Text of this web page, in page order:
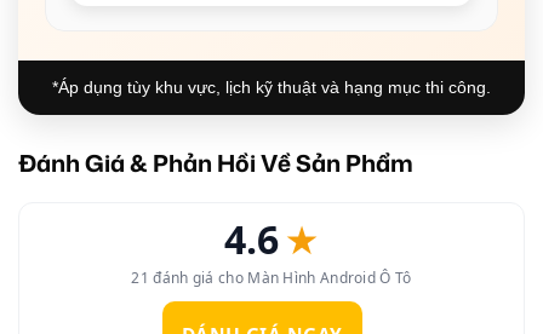
*Áp dụng tùy khu vực, lịch kỹ thuật và hạng mục thi công.
Đánh Giá & Phản Hồi Về Sản Phẩm
4.6★
21 đánh giá cho Màn Hình Android Ô Tô